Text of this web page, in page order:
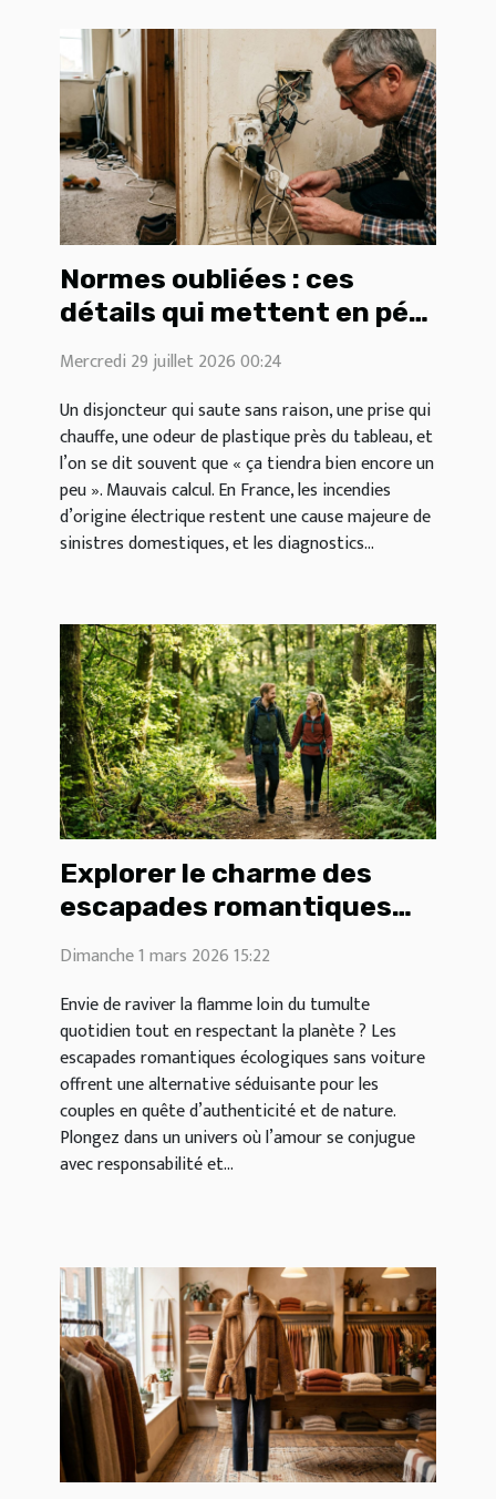
Normes oubliées : ces
détails qui mettent en péril
électriques
Mercredi 29 juillet 2026 00:24
Un disjoncteur qui saute sans raison, une prise qui
chauffe, une odeur de plastique près du tableau, et
l’on se dit souvent que « ça tiendra bien encore un
peu ». Mauvais calcul. En France, les incendies
d’origine électrique restent une cause majeure de
sinistres domestiques, et les diagnostics...
Explorer le charme des
escapades romantiques
écologiques sans voiture
Dimanche 1 mars 2026 15:22
Envie de raviver la flamme loin du tumulte
quotidien tout en respectant la planète ? Les
escapades romantiques écologiques sans voiture
offrent une alternative séduisante pour les
couples en quête d’authenticité et de nature.
Plongez dans un univers où l’amour se conjugue
avec responsabilité et...